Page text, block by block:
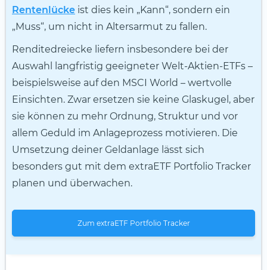
Rentenlücke ist dies kein „Kann“, sondern ein
„Muss“, um nicht in Altersarmut zu fallen.
Renditedreiecke liefern insbesondere bei der
Auswahl langfristig geeigneter Welt-Aktien-ETFs –
beispielsweise auf den MSCI World – wertvolle
Einsichten. Zwar ersetzen sie keine Glaskugel, aber
sie können zu mehr Ordnung, Struktur und vor
allem Geduld im Anlageprozess motivieren. Die
Umsetzung deiner Geldanlage lässt sich
besonders gut mit dem extraETF Portfolio Tracker
planen und überwachen.
Zum extraETF Portfolio Tracker